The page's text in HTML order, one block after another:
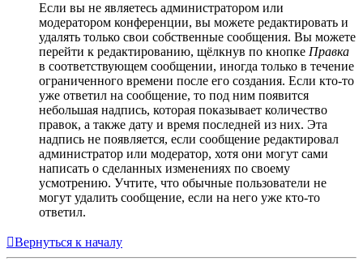
Если вы не являетесь администратором или
модератором конференции, вы можете редактировать и
удалять только свои собственные сообщения. Вы можете
перейти к редактированию, щёлкнув по кнопке Правка
в соответствующем сообщении, иногда только в течение
ограниченного времени после его создания. Если кто-то
уже ответил на сообщение, то под ним появится
небольшая надпись, которая показывает количество
правок, а также дату и время последней из них. Эта
надпись не появляется, если сообщение редактировал
администратор или модератор, хотя они могут сами
написать о сделанных изменениях по своему
усмотрению. Учтите, что обычные пользователи не
могут удалить сообщение, если на него уже кто-то
ответил.
Вернуться к началу